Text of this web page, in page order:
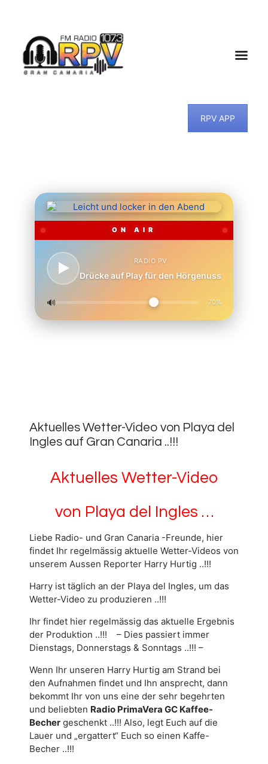
RPV APP
ON AIR
RADIO PV
Drücke auf Play für den Hörgenuss
🔊 70%
MUSIKWUNSCH
KONTAKT
Aktuelles Wetter-Video von Playa del
Ingles auf Gran Canaria ..!!!
Aktuelles Wetter-Video
von Playa del Ingles …
Liebe Radio- und Gran Canaria -Freunde, hier
findet Ihr regelmässig aktuelle Wetter-Videos von
unserem Aussen Reporter Harry Hurtig ..!!!
Harry ist täglich an der Playa del Ingles, um das
Wetter-Video zu produzieren ..!!!
Ihr findet hier regelmässig das aktuelle Ergebnis
der Produktion ..!!! – Dies passiert immer
Dienstags, Donnerstags & Sonntags ..!!! –
Wenn Ihr unseren Harry Hurtig am Strand bei
den Aufnahmen findet und Ihn ansprecht, dann
bekommt Ihr von uns eine der sehr begehrten
und beliebten Radio PrimaVera GC Kaffee-
Becher geschenkt ..!!! Also, legt Euch auf die
Lauer und „ergattert“ Euch so einen Kaffe-
Becher ..!!!